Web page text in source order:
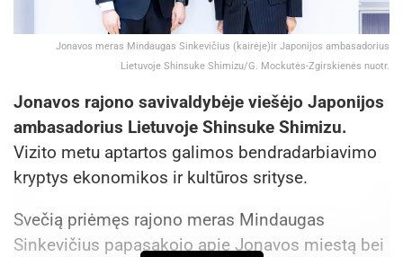
Jonavos meras Mindaugas Sinkevičius (kairėje)ir Japonijos ambasadorius
Lietuvoje Shinsuke Shimizu/G. Mockutės-Zgirskienės nuotr.
Jonavos rajono savivaldybėje viešėjo Japonijos
ambasadorius Lietuvoje Shinsuke Shimizu.
Vizito metu aptartos galimos bendradarbiavimo
kryptys ekonomikos ir kultūros srityse.
Svečią priėmęs rajono meras Mindaugas
Sinkevičius papasakojo apie Jonavos miestą bei